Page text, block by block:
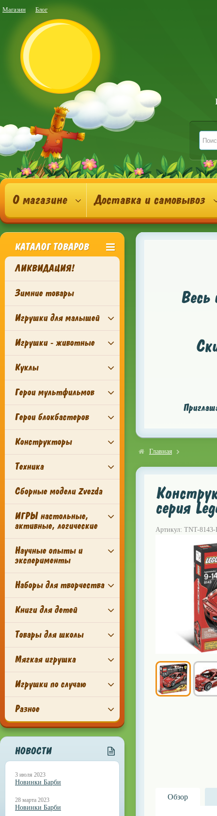
Магазин Блог
О магазине Доставка и самовывоз
КАТАЛОГ ТОВАРОВ
ЛИКВИДАЦИЯ!
Зимние товары
Игрушки для малышей
Игрушки - животные
Куклы
Герои мультфильмов
Герои блокбастеров
Конструкторы
Техника
Сборные модели Zvezda
ИГРЫ настольные,
активные, логические
Научные опыты и
эксперименты
Наборы для творчества
Книги для детей
Товары для школы
Мягкая игрушка
Игрушки по случаю
Разное
НОВОСТИ
3 июля 2023
Новинки Барби
28 марта 2023
Новинки Барби
Весь
Главная
серия
Артикул: TNT-
Обзор